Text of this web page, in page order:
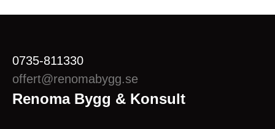
0735-811330
offert@renomabygg.se
Renoma Bygg & Konsult